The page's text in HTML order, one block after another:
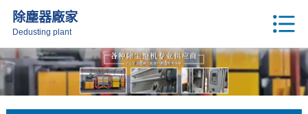
除塵器廠家
Dedusting plant